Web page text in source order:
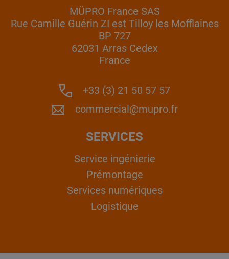
MÜPRO France SAS
Rue Camille Guérin ZI est Tilloy les Mofflaines
BP 727
62031 Arras Cedex
France
+33 (3) 21 50 57 57
commercial@mupro.fr
SERVICES
Service ingénierie
Prémontage
Services numériques
Logistique